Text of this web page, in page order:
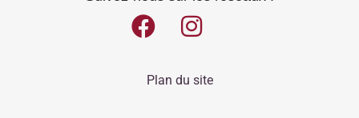
Plan du site